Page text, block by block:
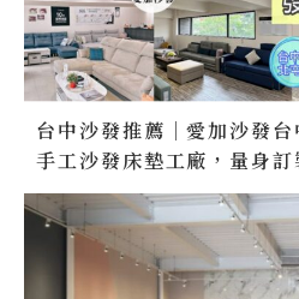
台中沙發推薦｜愛加沙發
手工沙發床墊工廠，量身
字型、L型沙發，沙發材質
沙發腳可客製化，台灣製